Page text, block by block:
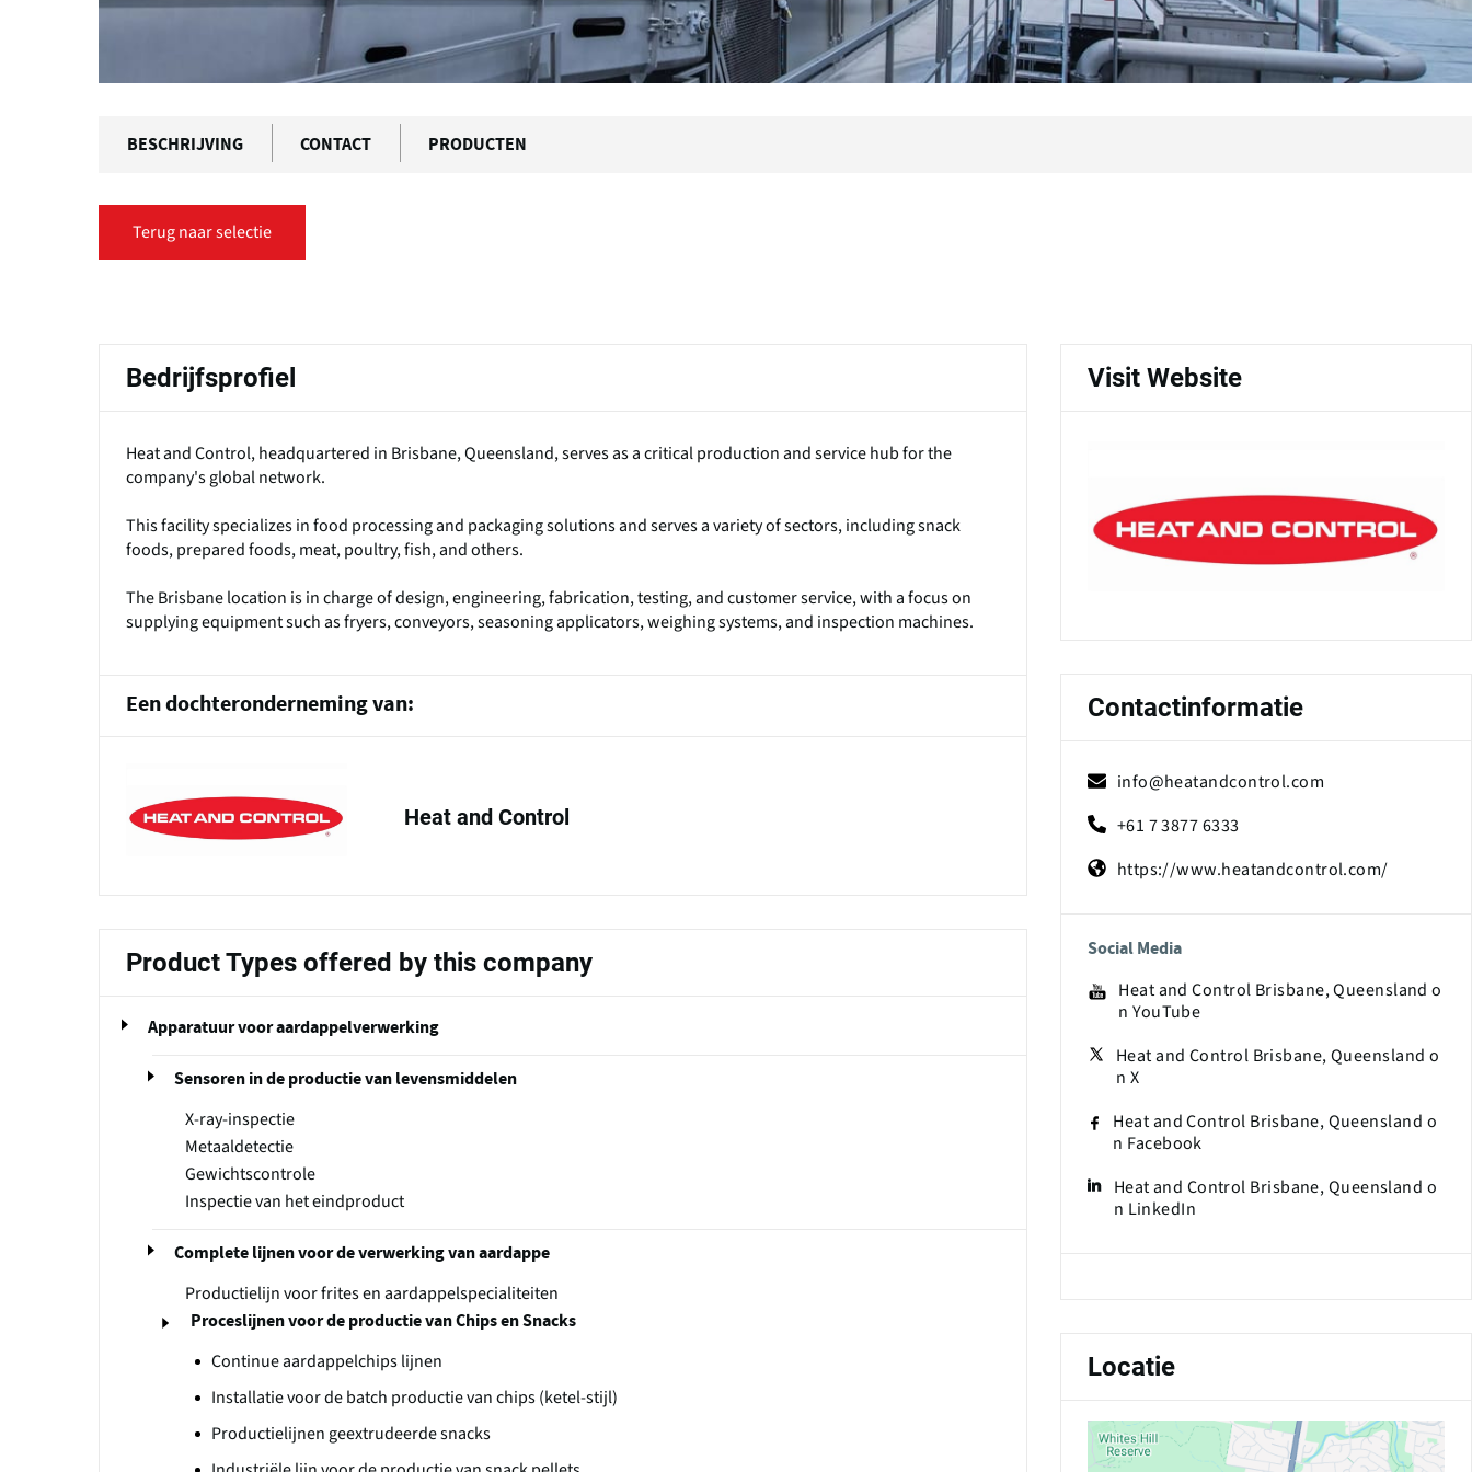
BESCHRIJVING CONTACT PRODUCTEN
Terug naar selectie
Bedrijfsprofiel
Heat and Control, headquartered in Brisbane, Queensland, serves as a critical production and service hub for the
company's global network.
This facility specializes in food processing and packaging solutions and serves a variety of sectors, including snack
foods, prepared foods, meat, poultry, fish, and others.
The Brisbane location is in charge of design, engineering, fabrication, testing, and customer service, with a focus on
supplying equipment such as fryers, conveyors, seasoning applicators, weighing systems, and inspection machines.
Een dochteronderneming van:
Heat and Control
Product Types offered by this company
Apparatuur voor aardappelverwerking
Sensoren in de productie van levensmiddelen
X-ray-inspectie
Metaaldetectie
Gewichtscontrole
Inspectie van het eindproduct
Complete lijnen voor de verwerking van aardappe
Productielijn voor frites en aardappelspecialiteiten
Proceslijnen voor de productie van Chips en Snacks
Continue aardappelchips lijnen
Installatie voor de batch productie van chips (ketel-stijl)
Productielijnen geextrudeerde snacks
Visit Website
Contactinformatie
info@heatandcontrol.com
+61 7 3877 6333
https://www.heatandcontrol.com/
Social Media
Heat and Control Brisbane, Queensland o
n YouTube
Heat and Control Brisbane, Queensland o
n X
Heat and Control Brisbane, Queensland o
n Facebook
Heat and Control Brisbane, Queensland o
n LinkedIn
Locatie